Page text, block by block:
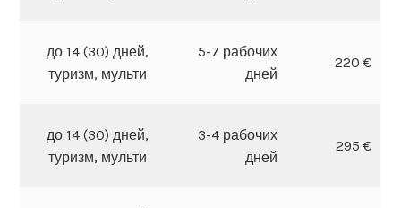
до 14 (30) дней,
туризм, мульти
5-7 рабочих
дней
220 €
до 14 (30) дней,
туризм, мульти
3-4 рабочих
дней
295 €